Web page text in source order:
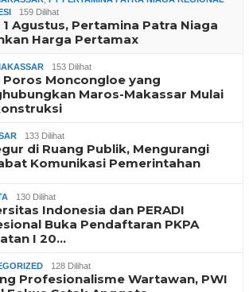
159 Dilihat
1 Agustus, Pertamina Patra Niaga
Harga Pertamax
153 Dilihat
Poros Moncongloe yang
Maros-Makassar Mulai
133 Dilihat
di Ruang Publik, Mengurangi
Komunikasi Pemerintahan
130 Dilihat
Indonesia dan PERADI
Buka Pendaftaran PKPA
I 20…
128 Dilihat
Profesionalisme Wartawan, PWI